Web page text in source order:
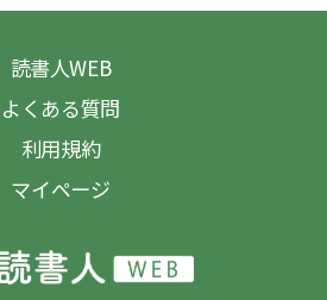
読書人WEB
よくある質問
利用規約
マイページ